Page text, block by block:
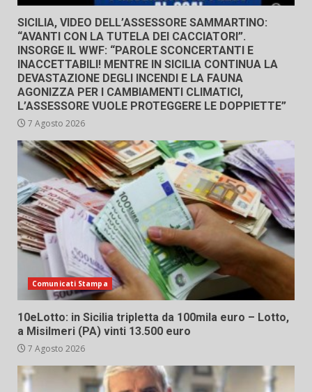
SICILIA, VIDEO DELL’ASSESSORE SAMMARTINO:
“AVANTI CON LA TUTELA DEI CACCIATORI”.
INSORGE IL WWF: “PAROLE SCONCERTANTI E
INACCETTABILI! MENTRE IN SICILIA CONTINUA LA
DEVASTAZIONE DEGLI INCENDI E LA FAUNA
AGONIZZA PER I CAMBIAMENTI CLIMATICI,
L’ASSESSORE VUOLE PROTEGGERE LE DOPPIETTE”
7 Agosto 2026
Comunicati Stampa
10eLotto: in Sicilia tripletta da 100mila euro – Lotto,
a Misilmeri (PA) vinti 13.500 euro
7 Agosto 2026